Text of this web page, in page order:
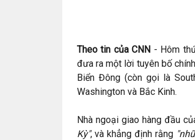
Theo tin của CNN - Hôm
đưa ra một lời tuyên bố
Biển Đông (còn gọi là
Washington và Bắc Kinh.
Nhà ngoại giao hàng đầu
Kỳ", và khẳng định rằng